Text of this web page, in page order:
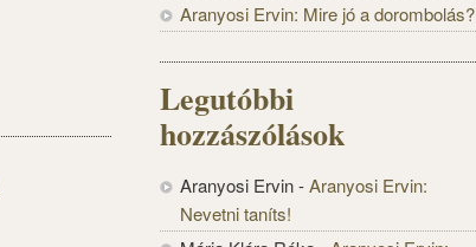
Aranyosi Ervin: Mire jó a dorombolás?
Legutóbbi
hozzászólások
Aranyosi Ervin-Aranyosi Ervin:
Nevetni taníts!